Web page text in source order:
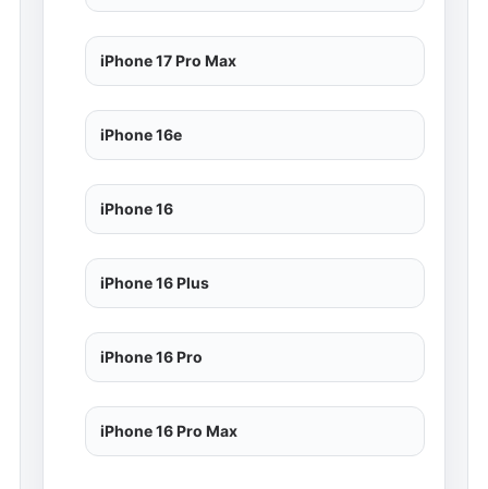
iPhone 17 Pro Max
iPhone 16e
iPhone 16
iPhone 16 Plus
iPhone 16 Pro
iPhone 16 Pro Max